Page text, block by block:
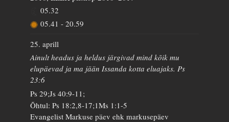
05.32
05.41 - 20.59
25. aprill
Ainult headus ja heldus järgivad mind kõik mu
elupäevad ja ma jään Issanda kotta eluajaks. Ps
23:6
Ps 29;Js 40:9-11;
Õhtul: Ps 18:2,8-17;1Ms 1:1-5
Evangelist Markuse päev ehk markusepäev